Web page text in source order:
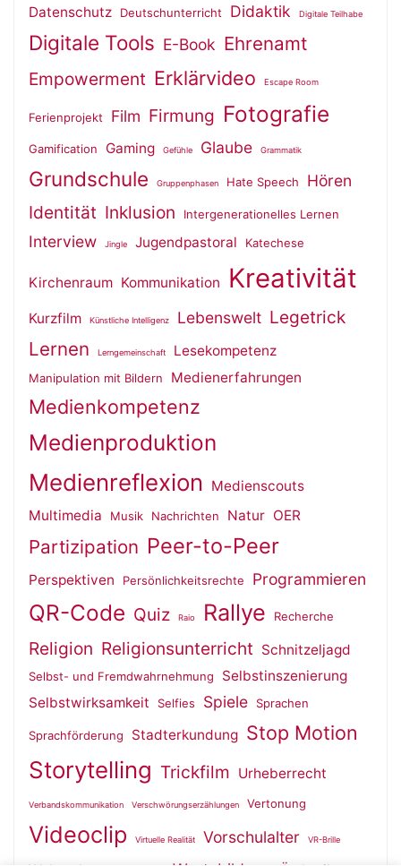
Datenschutz Deutschunterricht Didaktik Digitale Teilhabe
Digitale Tools E-Book Ehrenamt
Empowerment Erklärvideo Escape Room
Ferienprojekt Film Firmung Fotografie
Gamification Gaming Gefühle Glaube Grammatik
Grundschule Gruppenphasen Hate Speech Hören
Identität Inklusion Intergenerationelles Lernen
Interview Jingle Jugendpastoral Katechese
Kirchenraum Kommunikation Kreativität
Kurzfilm Künstliche Intelligenz Lebenswelt Legetrick
Lernen Lerngemeinschaft Lesekompetenz
Manipulation mit Bildern Medienerfahrungen
Medienkompetenz
Medienproduktion
Medienreflexion Medienscouts
Multimedia
Musik Nachrichten Natur OER
Partizipation Peer-to-Peer
Perspektiven Persönlichkeitsrechte Programmieren
QR-Code Quiz Raio Rallye Recherche
Religion Religionsunterricht Schnitzeljagd
Selbst- und Fremdwahrnehmung
Selbstinszenierung
Selbstwirksamkeit
Selfies Spiele Sprachen
Sprachförderung Stadterkundung Stop Motion
Storytelling Trickfilm Urheberrecht
Verbandskommunikation Verschwörungserzählungen Vertonung
Videoclip Virtuelle Realität Vorschulalter VR-Brille